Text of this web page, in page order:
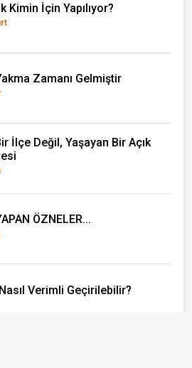
Kimin İçin Yapılıyor?
Zamanı Gelmiştir
İlçe Değil, Yaşayan Bir Açık
ÖZNELER...
Verimli Geçirilebilir?